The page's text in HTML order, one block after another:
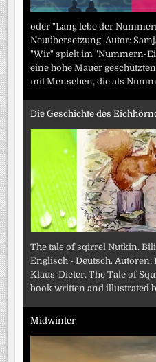
oder "Lang lebe der
Neuübersetzung. Autor:
"Wir" spielt im "Nummern-
eine hohe Mauer
mit Menschen, die als
Die Geschichte des
The tale of sqirrel Nutkin.
Englisch - Deutsch. Autoren:
Klaus-Dieter. The Tale of
book written and illustrated
Midwinter